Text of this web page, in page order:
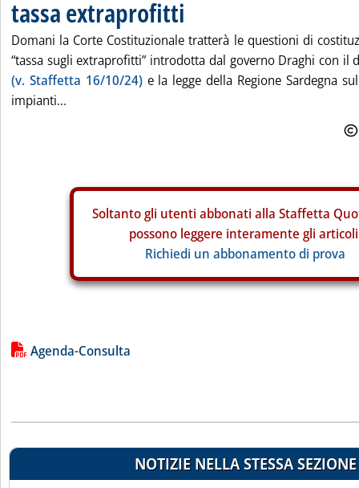
tassa extraprofitti
Domani la Corte Costituzionale tratterà le questioni di
“tassa sugli extraprofitti” introdotta dal governo Draghi con il
(v. Staffetta 16/10/24)e la legge della Regione Sardegna
impianti...
Soltanto gli utenti abbonati alla Staffetta
possono leggere interamente gli
Richiedi un abbonamento di prova
Lista allegati PDF alla notizia
Agenda-Consulta
NOTIZIE NELLA STESSA SEZIONE